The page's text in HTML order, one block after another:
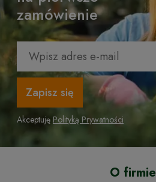
zamówienie
Zapisz się
Akceptuję Polityką Prywatności
O firmie